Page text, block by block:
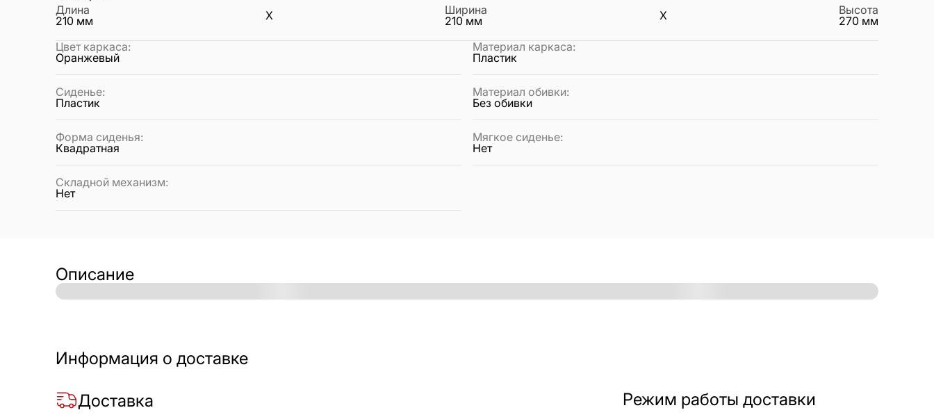
Длина
210 мм X
Ширина
210 мм X
Высота
270 мм
Цвет каркаса:
Оранжевый
Материал каркаса:
Пластик
Сиденье:
Пластик
Материал обивки:
Без обивки
Форма сиденья:
Квадратная
Мягкое сиденье:
Нет
Складной механизм:
Нет
Описание
Информация о доставке
Доставка Режим работы доставки